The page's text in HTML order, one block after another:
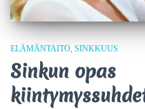
ELÄMÄNTAITO SINKKUUS
Sinkun opas